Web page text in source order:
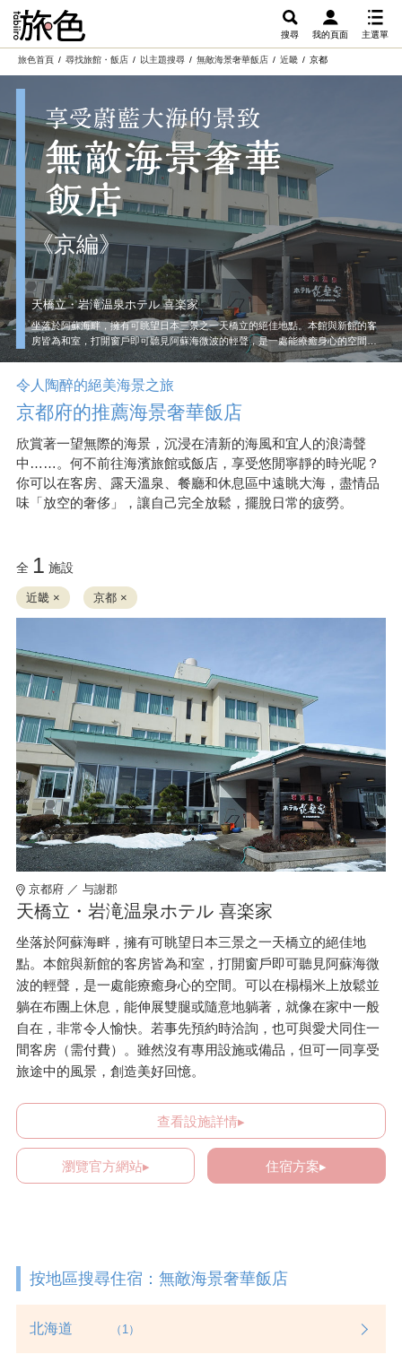
搜尋 我的頁面 主選單
旅色首頁 尋找旅館・飯店 以主題搜尋 無敵海景奢華飯店 近畿 京都
《京編》
天橋立・岩滝温泉ホテル 喜楽家
坐落於阿蘇海畔，擁有可眺望日本三景之一天橋立的絕佳地點。本館與新館的客
房皆為和室，打開窗戶即可聽見阿蘇海微波的輕聲，是一處能療癒身心的空間。
可以在榻榻米上放鬆並躺在布團上休息，能伸展雙腿或隨意地躺著，就像在家中
費）。雖然沒有專用設施或備品，但可一同享受旅途中的風景，創造美好回憶。
令人陶醉的絕美海景之旅
京都府的推薦海景奢華飯店
欣賞著一望無際的海景，沉浸在清新的海風和宜人的浪濤聲
中……。何不前往海濱旅館或飯店，享受悠閒寧靜的時光呢？
你可以在客房、露天溫泉、餐廳和休息區中遠眺大海，盡情品
味「放空的奢侈」，讓自己完全放鬆，擺脫日常的疲勞。
全 1 施設
近畿 × 京都 ×
京都府 ／ 与謝郡
天橋立・岩滝温泉ホテル 喜楽家
坐落於阿蘇海畔，擁有可眺望日本三景之一天橋立的絕佳地
點。本館與新館的客房皆為和室，打開窗戶即可聽見阿蘇海微
波的輕聲，是一處能療癒身心的空間。可以在榻榻米上放鬆並
躺在布團上休息，能伸展雙腿或隨意地躺著，就像在家中一般
自在，非常令人愉快。若事先預約時洽詢，也可與愛犬同住一
間客房（需付費）。雖然沒有專用設施或備品，但可一同享受
旅途中的風景，創造美好回憶。
查看設施詳情▸
瀏覽官方網站▸ 住宿方案▸
按地區搜尋住宿：無敵海景奢華飯店
北海道 （1）